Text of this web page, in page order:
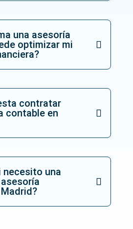
una asesoría
optimizar mi
contratar
contable en
necesito una